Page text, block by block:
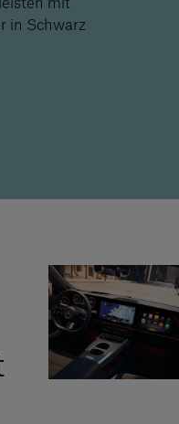
in Schwarz